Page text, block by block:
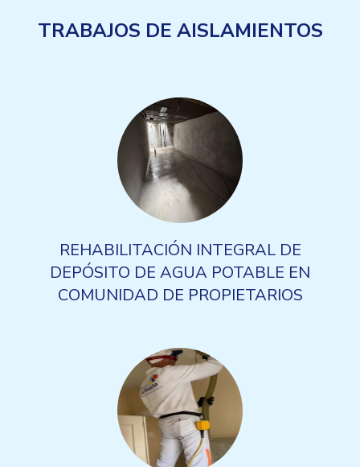
TRABAJOS DE AISLAMIENTOS
REHABILITACIÓN INTEGRAL DE
DEPÓSITO DE AGUA POTABLE EN
COMUNIDAD DE PROPIETARIOS